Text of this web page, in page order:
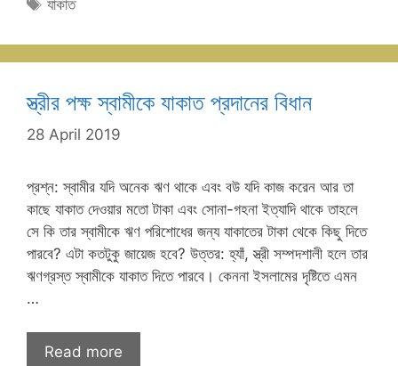
যাকাত
স্ত্রীর পক্ষ স্বামীকে যাকাত প্রদানের বিধান
28 April 2019
প্রশ্ন: স্বামীর যদি অনেক ঋণ থাকে এবং বউ যদি কাজ করেন আর তা
কাছে যাকাত দেওয়ার মতো টাকা এবং সোনা-গহনা ইত্যাদি থাকে তাহলে
সে কি তার স্বামীকে ঋণ পরিশোধের জন্য যাকাতের টাকা থেকে কিছু দিতে
পারবে? এটা কতটুকু জায়েজ হবে? উত্তর: হ্যাঁ, স্ত্রী সম্পদশালী হলে তার
ঋণগ্রস্ত স্বামীকে যাকাত দিতে পারবে। কেননা ইসলামের দৃষ্টিতে এমন
…
Read more